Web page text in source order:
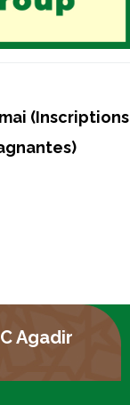
(Inscriptions
Agadir